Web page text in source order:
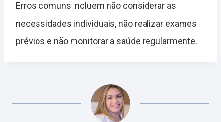
Erros comuns incluem não considerar as
necessidades individuais, não realizar exames
prévios e não monitorar a saúde regularmente.